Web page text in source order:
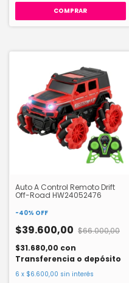
Auto A Control Remoto Drift
Off-Road HW24052476
-40% OFF
$39.600,00 $66.000,00
$31.680,00 con
Transferencia o depósito
6 x $6.600,00 sin interés